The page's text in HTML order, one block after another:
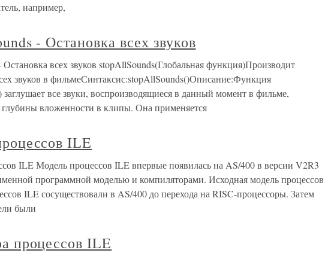
например,
- Остановка всех звуков
всех звуков stopAllSounds(Глобальная функция)Производит
звуков в фильмеСинтаксис:stopAllSounds()Описание:Функция
заглушает все звуки, воспроизводящиеся в данный момент в фильме,
глубины вложенности в клипы. Она применяется
ILE
ILE Модель процессов ILE впервые появилась на AS/400 в версии V2R3
программной моделью и компиляторами. Исходная модель процессов
ILE сосуществовали в AS/400 до перехода на RISC-процессоры. Затем
были
процессов ILE